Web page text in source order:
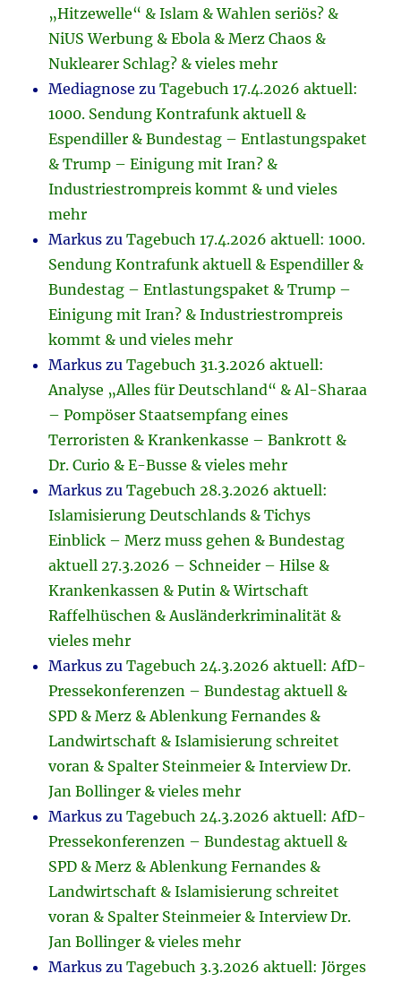
„Hitzewelle“ & Islam & Wahlen seriös? &
NiUS Werbung & Ebola & Merz Chaos &
Nuklearer Schlag? & vieles mehr
Mediagnose zuTagebuch 17.4.2026 aktuell:
1000. Sendung Kontrafunk aktuell &
Espendiller & Bundestag – Entlastungspaket
& Trump – Einigung mit Iran? &
Industriestrompreis kommt & und vieles
mehr
Markus zuTagebuch 17.4.2026 aktuell: 1000.
Sendung Kontrafunk aktuell & Espendiller &
Bundestag – Entlastungspaket & Trump –
Einigung mit Iran? & Industriestrompreis
kommt & und vieles mehr
Markus zuTagebuch 31.3.2026 aktuell:
Analyse „Alles für Deutschland“ & Al-Sharaa
– Pompöser Staatsempfang eines
Terroristen & Krankenkasse – Bankrott &
Dr. Curio & E-Busse & vieles mehr
Markus zuTagebuch 28.3.2026 aktuell:
Islamisierung Deutschlands & Tichys
Einblick – Merz muss gehen & Bundestag
aktuell 27.3.2026 – Schneider – Hilse &
Krankenkassen & Putin & Wirtschaft
Raffelhüschen & Ausländerkriminalität &
vieles mehr
Markus zuTagebuch 24.3.2026 aktuell: AfD-
Pressekonferenzen – Bundestag aktuell &
SPD & Merz & Ablenkung Fernandes &
Landwirtschaft & Islamisierung schreitet
voran & Spalter Steinmeier & Interview Dr.
Jan Bollinger & vieles mehr
Markus zuTagebuch 24.3.2026 aktuell: AfD-
Pressekonferenzen – Bundestag aktuell &
SPD & Merz & Ablenkung Fernandes &
Landwirtschaft & Islamisierung schreitet
voran & Spalter Steinmeier & Interview Dr.
Jan Bollinger & vieles mehr
Markus zuTagebuch 3.3.2026 aktuell: Jörges